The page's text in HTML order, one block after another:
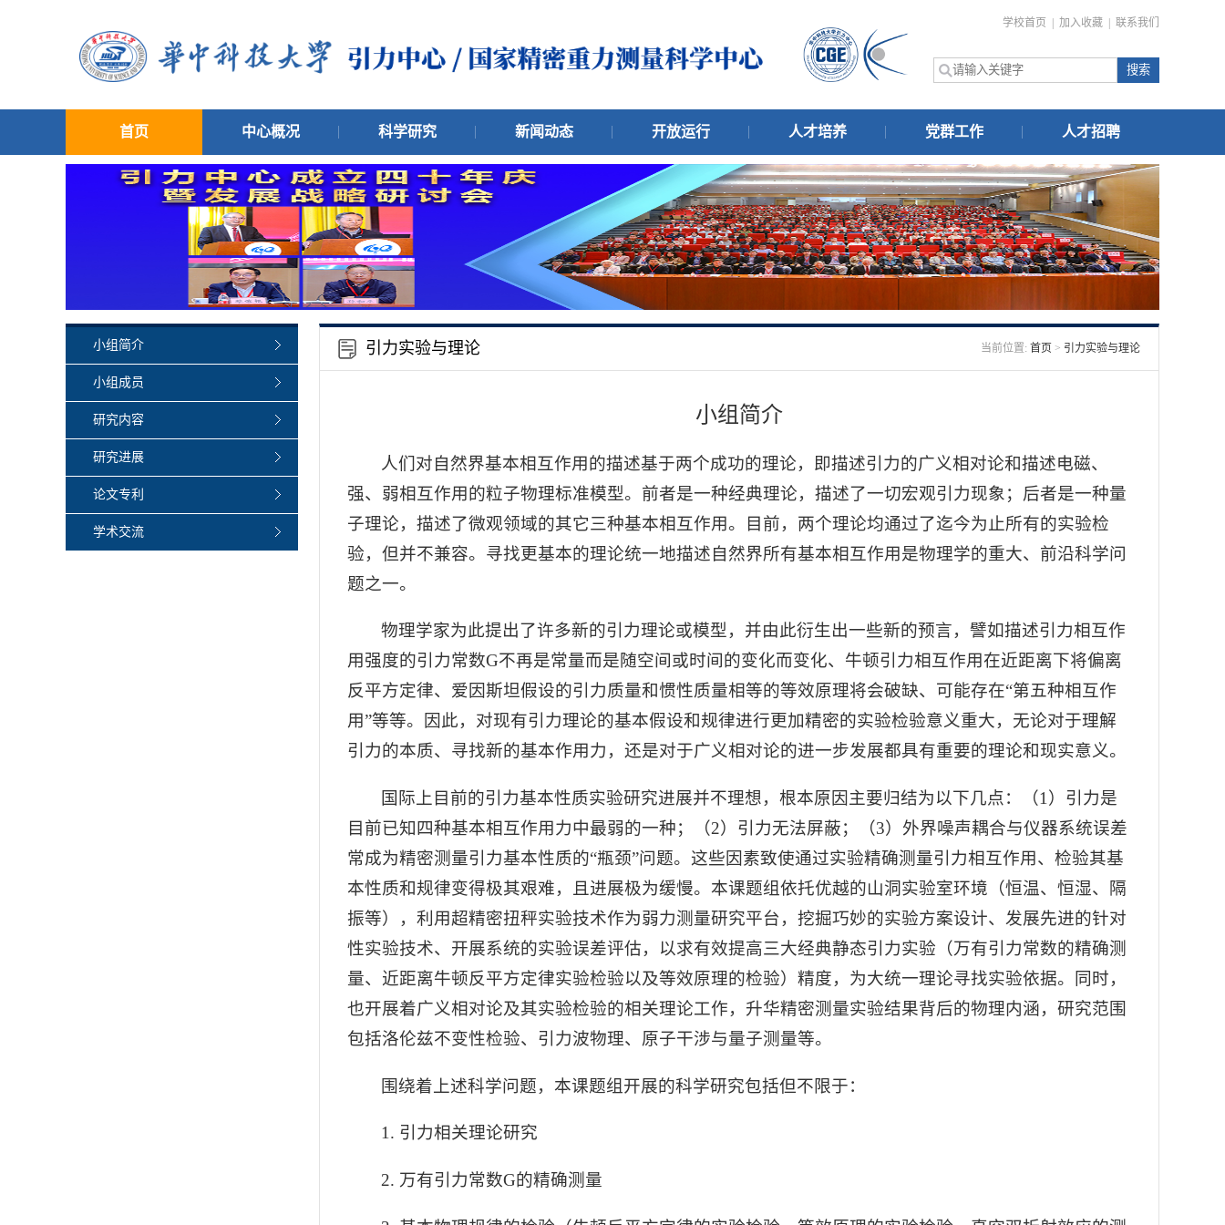
学校首页 加入收藏 联系我们
首页 中心概况 科学研究 新闻动态 开放运行 人才培养 党群工作 人才招聘
小组简介
小组成员
研究内容
研究进展
论文专利
学术交流
引力实验与理论 当前位置: 首页 > 引力实验与理论
小组简介
人们对自然界基本相互作用的描述基于两个成功的理论，即描述引力的广义相对论和描述电磁、
强、弱相互作用的粒子物理标准模型。前者是一种经典理论，描述了一切宏观引力现象；后者是一种量
子理论，描述了微观领域的其它三种基本相互作用。目前，两个理论均通过了迄今为止所有的实验检
验，但并不兼容。寻找更基本的理论统一地描述自然界所有基本相互作用是物理学的重大、前沿科学问
题之一。
物理学家为此提出了许多新的引力理论或模型，并由此衍生出一些新的预言，譬如描述引力相互作
用强度的引力常数G不再是常量而是随空间或时间的变化而变化、牛顿引力相互作用在近距离下将偏离
反平方定律、爱因斯坦假设的引力质量和惯性质量相等的等效原理将会破缺、可能存在“第五种相互作
用”等等。因此，对现有引力理论的基本假设和规律进行更加精密的实验检验意义重大，无论对于理解
引力的本质、寻找新的基本作用力，还是对于广义相对论的进一步发展都具有重要的理论和现实意义。
国际上目前的引力基本性质实验研究进展并不理想，根本原因主要归结为以下几点：（1）引力是
目前已知四种基本相互作用力中最弱的一种；（2）引力无法屏蔽；（3）外界噪声耦合与仪器系统误差
常成为精密测量引力基本性质的“瓶颈”问题。这些因素致使通过实验精确测量引力相互作用、检验其基
本性质和规律变得极其艰难，且进展极为缓慢。本课题组依托优越的山洞实验室环境（恒温、恒湿、隔
振等），利用超精密扭秤实验技术作为弱力测量研究平台，挖掘巧妙的实验方案设计、发展先进的针对
性实验技术、开展系统的实验误差评估，以求有效提高三大经典静态引力实验（万有引力常数的精确测
量、近距离牛顿反平方定律实验检验以及等效原理的检验）精度，为大统一理论寻找实验依据。同时，
也开展着广义相对论及其实验检验的相关理论工作，升华精密测量实验结果背后的物理内涵，研究范围
包括洛伦兹不变性检验、引力波物理、原子干涉与量子测量等。
围绕着上述科学问题，本课题组开展的科学研究包括但不限于：
1. 引力相关理论研究
2. 万有引力常数G的精确测量